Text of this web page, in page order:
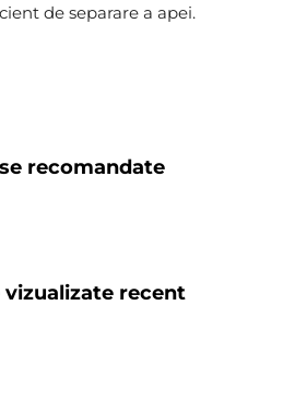
de separare a apei.
recomandate
vizualizate recent